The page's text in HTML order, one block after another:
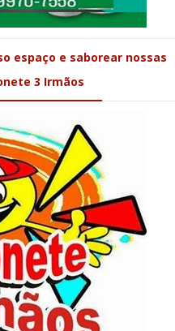
espaço e saborear nossas
3 Irmãos